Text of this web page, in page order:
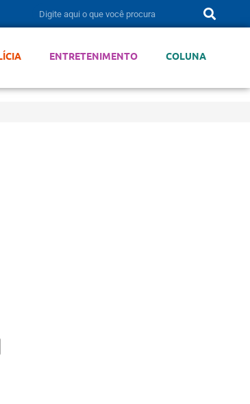
ENTRETENIMENTO COLUNA